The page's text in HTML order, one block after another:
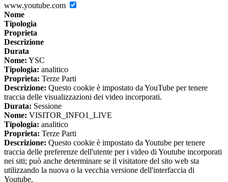
www.youtube.com
Nome
Tipologia
Proprieta
Descrizione
Durata
Nome: YSC
Tipologia: analitico
Proprieta: Terze Parti
Descrizione: Questo cookie è impostato da YouTube per tenere
traccia delle visualizzazioni dei video incorporati.
Durata: Sessione
Nome: VISITOR_INFO1_LIVE
Tipologia: analitico
Proprieta: Terze Parti
Descrizione: Questo cookie è impostato da Youtube per tenere
traccia delle preferenze dell'utente per i video di Youtube incorporati
nei siti; può anche determinare se il visitatore del sito web sta
utilizzando la nuova o la vecchia versione dell'interfaccia di
Youtube.